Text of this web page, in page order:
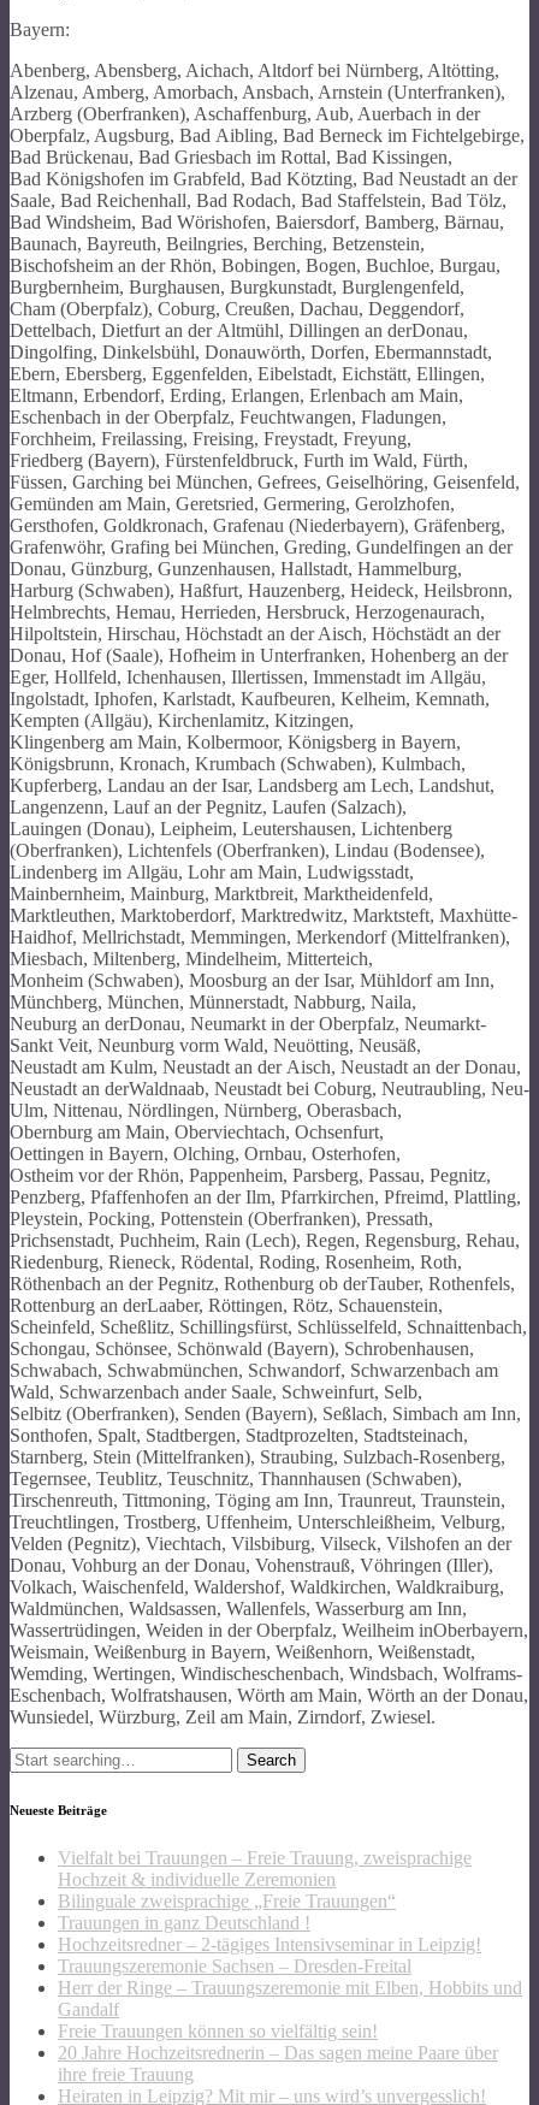
Bayern:
Abenberg, Abensberg, Aichach, Altdorf bei Nürnberg, Altötting,
Alzenau, Amberg, Amorbach, Ansbach, Arnstein (Unterfranken),
Arzberg (Oberfranken), Aschaffenburg, Aub, Auerbach in der
Oberpfalz, Augsburg, Bad Aibling, Bad Berneck im Fichtelgebirge,
Bad Brückenau, Bad Griesbach im Rottal, Bad Kissingen,
Bad Königshofen im Grabfeld, Bad Kötzting, Bad Neustadt an der
Saale, Bad Reichenhall, Bad Rodach, Bad Staffelstein, Bad Tölz,
Bad Windsheim, Bad Wörishofen, Baiersdorf, Bamberg, Bärnau,
Baunach, Bayreuth, Beilngries, Berching, Betzenstein,
Bischofsheim an der Rhön, Bobingen, Bogen, Buchloe, Burgau,
Burgbernheim, Burghausen, Burgkunstadt, Burglengenfeld,
Cham (Oberpfalz), Coburg, Creußen, Dachau, Deggendorf,
Dettelbach, Dietfurt an der Altmühl, Dillingen an derDonau,
Dingolfing, Dinkelsbühl, Donauwörth, Dorfen, Ebermannstadt,
Ebern, Ebersberg, Eggenfelden, Eibelstadt, Eichstätt, Ellingen,
Eltmann, Erbendorf, Erding, Erlangen, Erlenbach am Main,
Eschenbach in der Oberpfalz, Feuchtwangen, Fladungen,
Forchheim, Freilassing, Freising, Freystadt, Freyung,
Friedberg (Bayern), Fürstenfeldbruck, Furth im Wald, Fürth,
Füssen, Garching bei München, Gefrees, Geiselhöring, Geisenfeld,
Gemünden am Main, Geretsried, Germering, Gerolzhofen,
Gersthofen, Goldkronach, Grafenau (Niederbayern), Gräfenberg,
Grafenwöhr, Grafing bei München, Greding, Gundelfingen an der
Donau, Günzburg, Gunzenhausen, Hallstadt, Hammelburg,
Harburg (Schwaben), Haßfurt, Hauzenberg, Heideck, Heilsbronn,
Helmbrechts, Hemau, Herrieden, Hersbruck, Herzogenaurach,
Hilpoltstein, Hirschau, Höchstadt an der Aisch, Höchstädt an der
Donau, Hof (Saale), Hofheim in Unterfranken, Hohenberg an der
Eger, Hollfeld, Ichenhausen, Illertissen, Immenstadt im Allgäu,
Ingolstadt, Iphofen, Karlstadt, Kaufbeuren, Kelheim, Kemnath,
Kempten (Allgäu), Kirchenlamitz, Kitzingen,
Klingenberg am Main, Kolbermoor, Königsberg in Bayern,
Königsbrunn, Kronach, Krumbach (Schwaben), Kulmbach,
Kupferberg, Landau an der Isar, Landsberg am Lech, Landshut,
Langenzenn, Lauf an der Pegnitz, Laufen (Salzach),
Lauingen (Donau), Leipheim, Leutershausen, Lichtenberg
(Oberfranken), Lichtenfels (Oberfranken), Lindau (Bodensee),
Lindenberg im Allgäu, Lohr am Main, Ludwigsstadt,
Mainbernheim, Mainburg, Marktbreit, Marktheidenfeld,
Marktleuthen, Marktoberdorf, Marktredwitz, Marktsteft, Maxhütte-
Haidhof, Mellrichstadt, Memmingen, Merkendorf (Mittelfranken),
Miesbach, Miltenberg, Mindelheim, Mitterteich,
Monheim (Schwaben), Moosburg an der Isar, Mühldorf am Inn,
Münchberg, München, Münnerstadt, Nabburg, Naila,
Neuburg an derDonau, Neumarkt in der Oberpfalz, Neumarkt-
Sankt Veit, Neunburg vorm Wald, Neuötting, Neusäß,
Neustadt am Kulm, Neustadt an der Aisch, Neustadt an der Donau,
Neustadt an derWaldnaab, Neustadt bei Coburg, Neutraubling, Neu-
Ulm, Nittenau, Nördlingen, Nürnberg, Oberasbach,
Obernburg am Main, Oberviechtach, Ochsenfurt,
Oettingen in Bayern, Olching, Ornbau, Osterhofen,
Ostheim vor der Rhön, Pappenheim, Parsberg, Passau, Pegnitz,
Penzberg, Pfaffenhofen an der Ilm, Pfarrkirchen, Pfreimd, Plattling,
Pleystein, Pocking, Pottenstein (Oberfranken), Pressath,
Prichsenstadt, Puchheim, Rain (Lech), Regen, Regensburg, Rehau,
Riedenburg, Rieneck, Rödental, Roding, Rosenheim, Roth,
Röthenbach an der Pegnitz, Rothenburg ob derTauber, Rothenfels,
Rottenburg an derLaaber, Röttingen, Rötz, Schauenstein,
Scheinfeld, Scheßlitz, Schillingsfürst, Schlüsselfeld, Schnaittenbach,
Schongau, Schönsee, Schönwald (Bayern), Schrobenhausen,
Schwabach, Schwabmünchen, Schwandorf, Schwarzenbach am
Wald, Schwarzenbach ander Saale, Schweinfurt, Selb,
Selbitz (Oberfranken), Senden (Bayern), Seßlach, Simbach am Inn,
Sonthofen, Spalt, Stadtbergen, Stadtprozelten, Stadtsteinach,
Starnberg, Stein (Mittelfranken), Straubing, Sulzbach-Rosenberg,
Tegernsee, Teublitz, Teuschnitz, Thannhausen (Schwaben),
Tirschenreuth, Tittmoning, Töging am Inn, Traunreut, Traunstein,
Treuchtlingen, Trostberg, Uffenheim, Unterschleißheim, Velburg,
Velden (Pegnitz), Viechtach, Vilsbiburg, Vilseck, Vilshofen an der
Donau, Vohburg an der Donau, Vohenstrauß, Vöhringen (Iller),
Volkach, Waischenfeld, Waldershof, Waldkirchen, Waldkraiburg,
Waldmünchen, Waldsassen, Wallenfels, Wasserburg am Inn,
Wassertrüdingen, Weiden in der Oberpfalz, Weilheim inOberbayern,
Weismain, Weißenburg in Bayern, Weißenhorn, Weißenstadt,
Wemding, Wertingen, Windischeschenbach, Windsbach, Wolframs-
Eschenbach, Wolfratshausen, Wörth am Main, Wörth an der Donau,
Wunsiedel, Würzburg, Zeil am Main, Zirndorf, Zwiesel.
Search
for:
Neueste Beiträge
Vielfalt bei Trauungen – Freie Trauung, zweisprachige
Hochzeit & individuelle Zeremonien
Bilinguale zweisprachige „Freie Trauungen“
Trauungen in ganz Deutschland !
Hochzeitsredner – 2-tägiges Intensivseminar in Leipzig!
Trauungszeremonie Sachsen – Dresden-Freital
Herr der Ringe – Trauungszeremonie mit Elben, Hobbits und
Gandalf
Freie Trauungen können so vielfältig sein!
20 Jahre Hochzeitsrednerin – Das sagen meine Paare über
ihre freie Trauung
Heiraten in Leipzig? Mit mir – uns wird’s unvergesslich!